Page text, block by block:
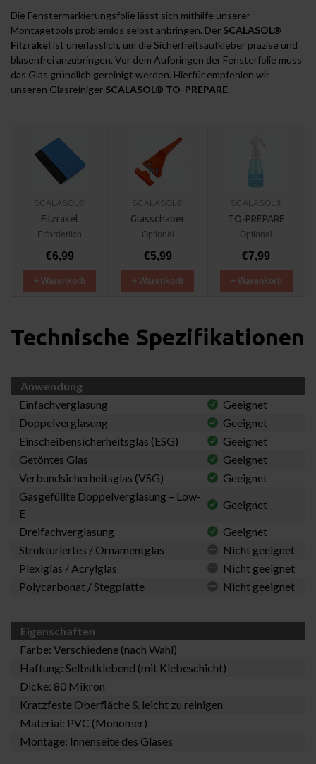
Die Fenstermarkierungsfolie lässt sich mithilfe unserer
Montagetools problemlos selbst anbringen. Der SCALASOL®
Filzrakel ist unerlässlich, um die Sicherheitsaufkleber präzise und
blasenfrei anzubringen. Vor dem Aufbringen der Fensterfolie muss
das Glas gründlich gereinigt werden. Hierfür empfehlen wir
unseren Glasreiniger SCALASOL® TO-PREPARE.
SCALASOL®
Filzrakel
Erforderlich
€6,99
+ Warenkorb
SCALASOL®
Glasschaber
Optional
€5,99
+ Warenkorb
SCALASOL®
TO-PREPARE
Optional
€7,99
+ Warenkorb
Technische Spezifikationen
Anwendung
Einfachverglasung
Geeignet
Doppelverglasung
Geeignet
Einscheibensicherheitsglas (ESG)
Geeignet
Getöntes Glas
Geeignet
Verbundsicherheitsglas (VSG)
Geeignet
Gasgefüllte Doppelverglasung – Low-
E
Geeignet
Dreifachverglasung
Geeignet
Strukturiertes / Ornamentglas
Nicht geeignet
Plexiglas / Acrylglas
Nicht geeignet
Polycarbonat / Stegplatte
Nicht geeignet
Eigenschaften
Farbe: Verschiedene (nach Wahl)
Haftung: Selbstklebend (mit Klebeschicht)
Dicke: 80 Mikron
Kratzfeste Oberfläche & leicht zu reinigen
Material: PVC (Monomer)
Montage: Innenseite des Glases